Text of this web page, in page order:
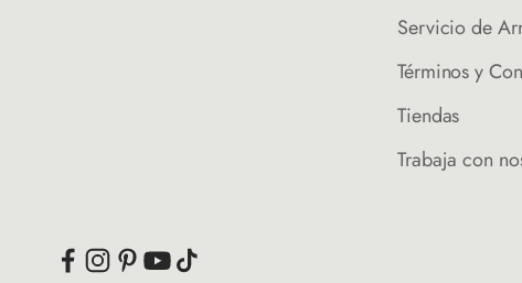
Servicio de
Términos y
Tiendas
Trabaja con